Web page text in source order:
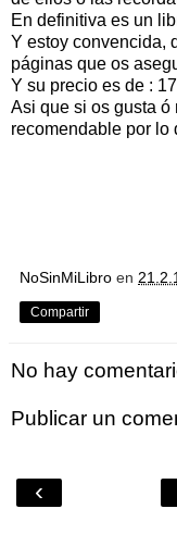
En definitiva es un
Y estoy convencida,
páginas que os
Y su precio es de :
Asi que si os gusta ó
recomendable por lo
NoSinMiLibro en
Compartir
No hay
Publicar un
‹